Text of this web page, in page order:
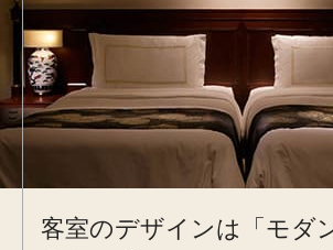
客室のデザインは「モダ